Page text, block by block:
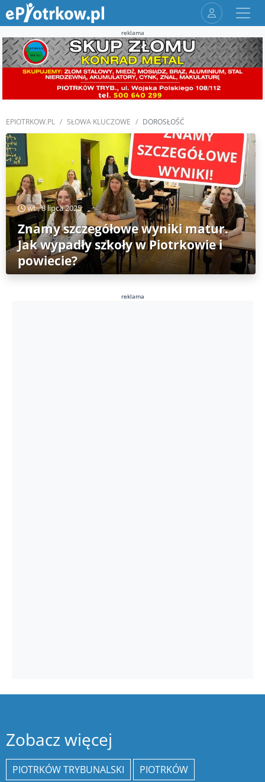
reklama
EPIOTRKOW.PL SŁOWA KLUCZOWE DOROSŁOŚĆ
wt., 8 lipca 2025
Znamy szczegółowe wyniki matur.
Jak wypadły szkoły w Piotrkowie i
powiecie?
reklama
Zobacz więcej
PIOTRKÓW TRYBUNALSKI
PIOTRKÓW